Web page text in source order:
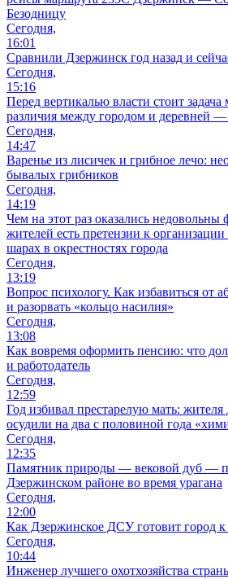
Безодницу
Сегодня,
16:01
Сравнили Дзержинск год назад и
Сегодня,
15:16
Перед вертикалью власти стоит задача
различия между городом и деревней
Сегодня,
14:47
Варенье из лисичек и грибное лечо:
бывалых грибников
Сегодня,
14:19
Чем на этот раз оказались недовольны
жителей есть претензии к
шарах в окрестностях города
Сегодня,
13:19
Вопрос психологу. Как избавиться от
и разорвать «кольцо насилия»
Сегодня,
13:08
Как вовремя оформить пенсию: что
и работодатель
Сегодня,
12:59
Год избивал престарелую мать:
осудили на два с половиной года
Сегодня,
12:35
Памятник природы — вековой дуб —
Дзержинском районе во время урагана
Сегодня,
12:00
Как Дзержинское ДСУ готовит город к
Сегодня,
10:44
Инженер лучшего охотхозяйства